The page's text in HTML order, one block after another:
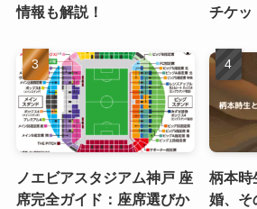
情報も解説！
チケッ
ノエビアスタジアム神戸 座
席完全ガイド：座席選びか
柄本時
婚、そ